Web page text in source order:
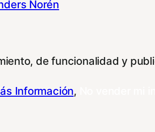
Norén
de funcionalidad y
Información,